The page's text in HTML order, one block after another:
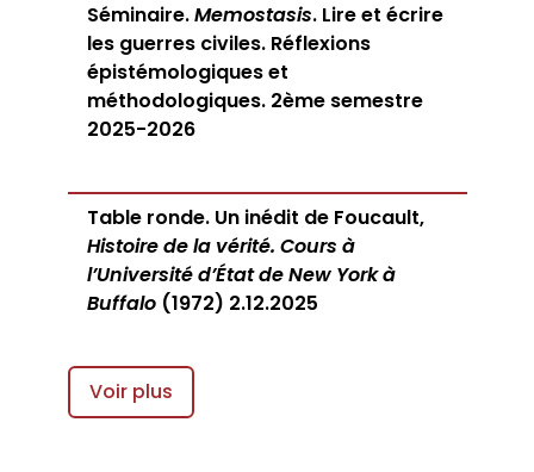
Séminaire.Memostasis. Lire et écrire
les guerres civiles. Réflexions
épistémologiques et
méthodologiques. 2ème semestre
2025-2026
Table ronde. Un inédit de Foucault,
Histoire de la vérité. Cours à
l’Université d’État de New York à
Buffalo(1972) 2.12.2025
Voir plus